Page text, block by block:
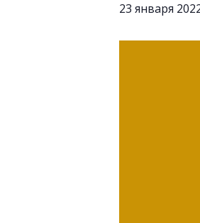
23 января